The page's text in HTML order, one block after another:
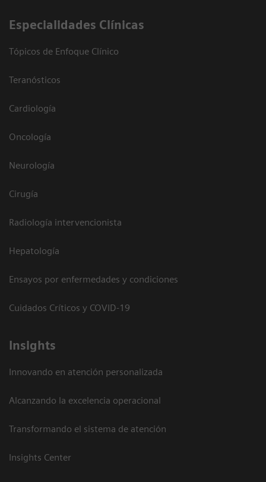
Especialidades Clínicas
Tópicos de Enfoque Clínico
Teranósticos
Cardiología
Oncología
Neurología
Cirugía
Radiología intervencionista
Hepatología
Ensayos por enfermedades y condiciones
Cuidados Críticos y COVID-19
Insights
Innovando en atención personalizada
Alcanzando la excelencia operacional
Transformando el sistema de atención
Insights Center